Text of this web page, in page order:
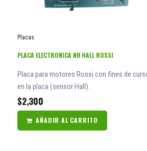
Placas
PLACA ELECTRONICA NB HALL ROSSI
Placa para motores Rossi con fines de
en la placa (sensor Hall).
$2,300
AÑADIR AL CARRITO